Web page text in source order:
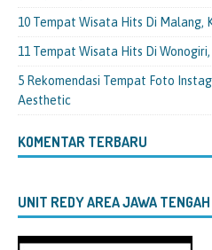
10 Tempat Wisata Hits Di Malang,
11 Tempat Wisata Hits Di
5 Rekomendasi Tempat Foto
Aesthetic
KOMENTAR TERBARU
UNIT REDY AREA JAWA TENGAH